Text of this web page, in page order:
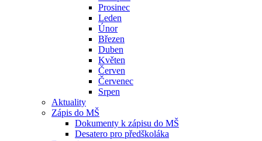
Prosinec
Leden
Únor
Březen
Duben
Květen
Červen
Červenec
Srpen
Aktuality
Zápis do MŠ
Dokumenty k zápisu do MŠ
Desatero pro předškoláka